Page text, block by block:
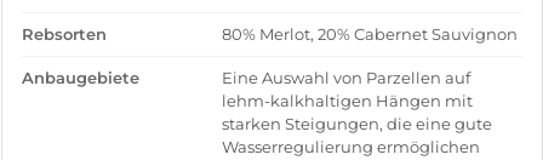
Rebsorten 80% Merlot, 20% Cabernet Sauvignon
Anbaugebiete
Eine Auswahl von Parzellen auf
lehm-kalkhaltigen Hängen mit
starken Steigungen, die eine gute
Wasserregulierung ermöglichen